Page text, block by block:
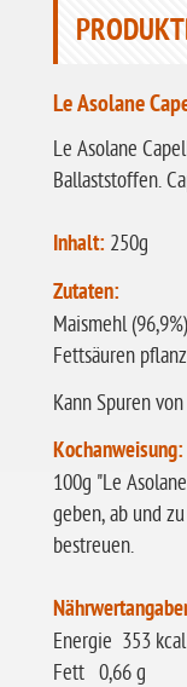
Le Asolane
Le Asolane
Ballaststoffen.
Inhalt: 250g
Zutaten:
Maismehl
Fettsäuren
Kann Spuren
Kochanweisung:
100g "Le
geben, ab und
bestreuen.
Energie 353
Fett 0,66 g